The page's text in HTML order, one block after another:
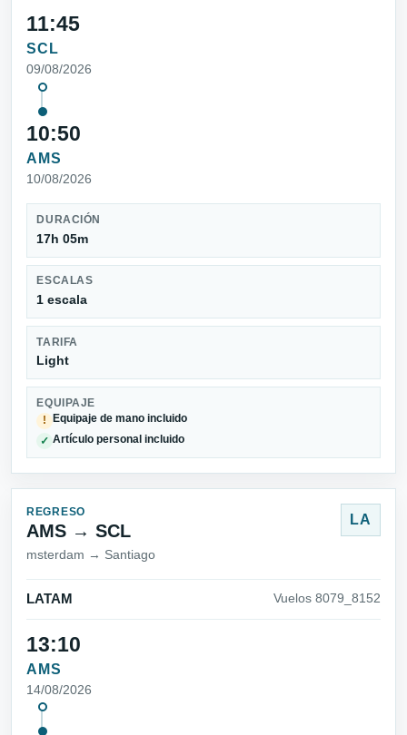
11:45
SCL
09/08/2026
10:50
AMS
10/08/2026
DURACIÓN
17h 05m
ESCALAS
1 escala
TARIFA
Light
EQUIPAJE
!
Equipaje de mano incluido
✓ Artículo personal incluido
REGRESO
AMS → SCL
msterdam → Santiago
LA
LATAM Vuelos 8079_8152
13:10
AMS
14/08/2026